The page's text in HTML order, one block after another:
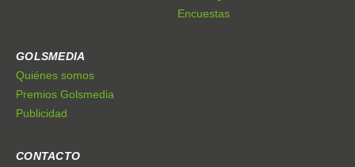
Encuestas
GOLSMEDIA
Quiénes somos
Premios Golsmedia
Publicidad
CONTACTO